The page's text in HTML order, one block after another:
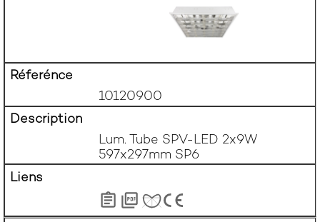
10120900
Lum. Tube SPV-LED 2x9W
597x297mm SP6